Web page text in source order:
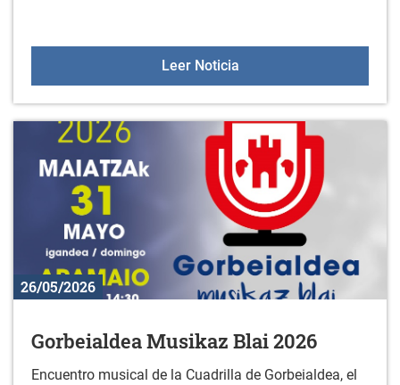
Leer NoticiaSesiones de orientación
26/05/2026
Gorbeialdea Musikaz Blai 2026
Encuentro musical de la Cuadrilla de Gorbeialdea, el